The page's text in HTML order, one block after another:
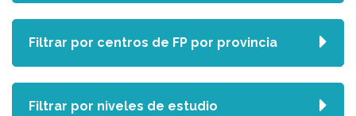
Filtrar por centros de FP por provincia
Filtrar por niveles de estudio